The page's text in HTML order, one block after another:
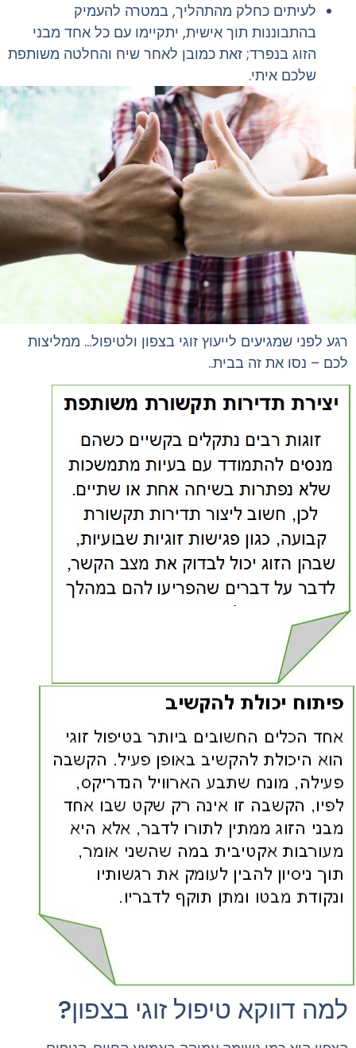
לעיתים כחלק מהתהליך, במטרה להעמיק
בהתבוננות תוך אישית, יתקיימו עם כל אחד מבני
הזוג בנפרד; זאת כמובן לאחר שיח והחלטה משותפת
שלכם איתי.
רגע לפני שמגיעים לייעוץ זוגי בצפון ולטיפול… ממליצות
לכם – נסו את זה בבית..
למה דווקא טיפול זוגי בצפון?